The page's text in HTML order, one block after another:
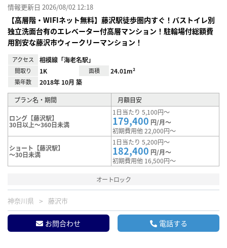
情報更新日 2026/08/02 12:18
【高層階・WIFIネット無料】藤沢駅徒歩圏内すぐ！バストイレ別
独立洗面台有のエレベーター付高層マンション！駐輪場付総額費
用割安な藤沢市ウィークリーマンション！
アクセス 相模線「海老名駅」
間取り 1K 面積 24.01m²
築年数 2018年 10月 築
プラン名・期間 月額目安
ロング【藤沢駅】
30日以上～360日未満
1日当たり 5,100円～
179,400 円/月～
初期費用他 22,000円～
ショート【藤沢駅】
～30日未満
1日当たり 5,200円～
182,400 円/月～
初期費用他 16,500円～
オートロック
神奈川県 藤沢市
お問合わせ 電話する